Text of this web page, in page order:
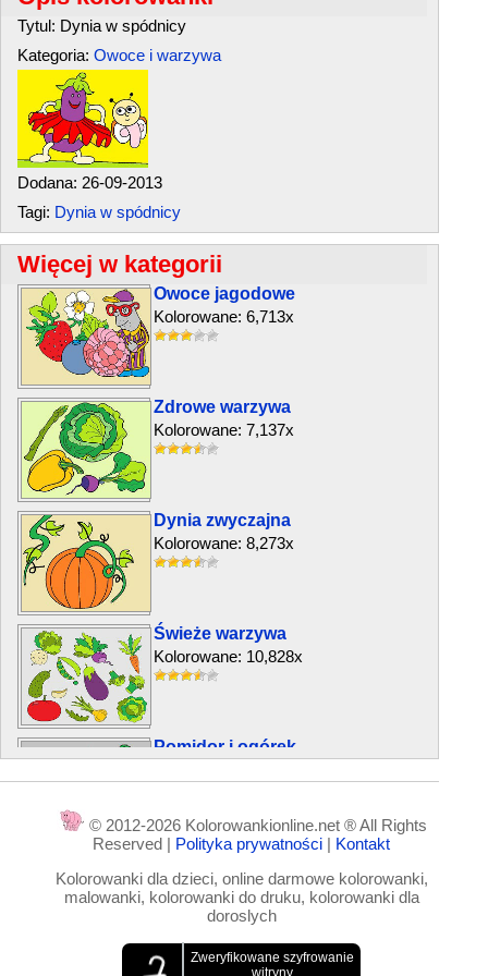
Tytul: Dynia w spódnicy
Kategoria: Owoce i warzywa
Dodana: 26-09-2013
Tagi: Dynia w spódnicy
Więcej w kategorii
Owoce jagodowe
Kolorowane: 6,713x
Zdrowe warzywa
Kolorowane: 7,137x
Dynia zwyczajna
Kolorowane: 8,273x
Świeże warzywa
Kolorowane: 10,828x
Pomidor i ogórek
Kolorowane: 18,654x
© 2012-2026 Kolorowankionline.net ® All Rights
Reserved | Polityka prywatności | Kontakt
Kolorowanki dla dzieci, online darmowe kolorowanki,
malowanki, kolorowanki do druku, kolorowanki dla
doroslych